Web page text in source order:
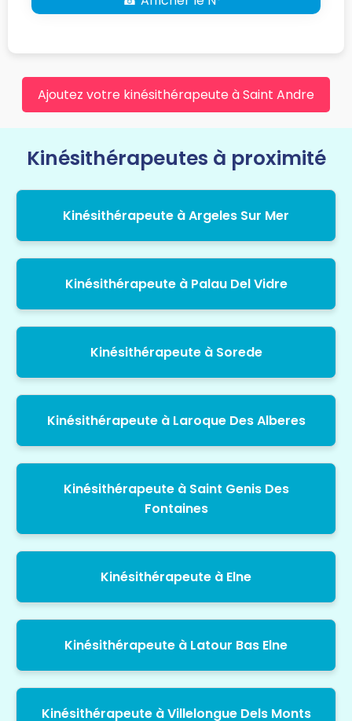
Ajoutez votre kinésithérapeute à Saint Andre
Kinésithérapeutes à proximité
Kinésithérapeute à Argeles Sur Mer
Kinésithérapeute à Palau Del Vidre
Kinésithérapeute à Sorede
Kinésithérapeute à Laroque Des Alberes
Kinésithérapeute à Saint Genis Des
Fontaines
Kinésithérapeute à Elne
Kinésithérapeute à Latour Bas Elne
Kinésithérapeute à Villelongue Dels Monts